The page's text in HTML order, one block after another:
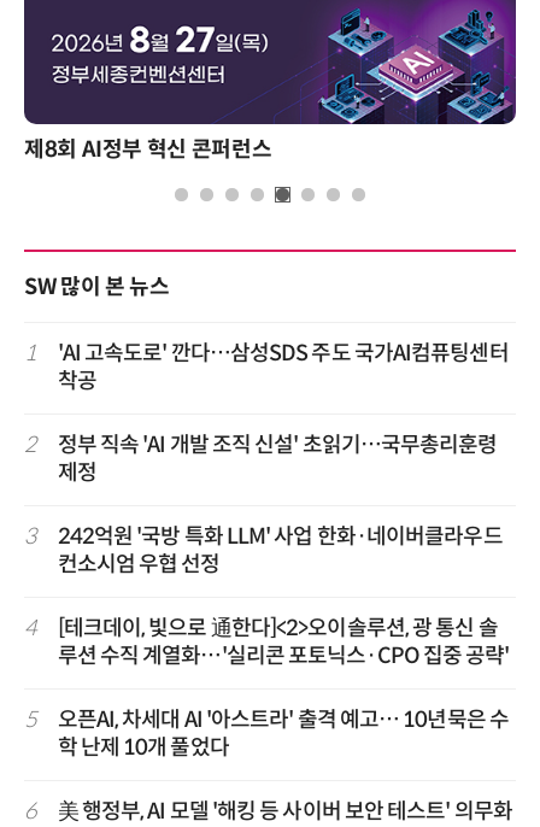
제8회 AI정부 혁신 콘퍼런스
SW 많이 본 뉴스
1
'AI 고속도로' 깐다…삼성SDS 주도 국가AI컴퓨팅센터
착공
2
정부 직속 'AI 개발 조직 신설' 초읽기…국무총리훈령
제정
3
242억원 '국방 특화 LLM' 사업 한화·네이버클라우드
컨소시엄 우협 선정
4
[테크데이, 빛으로 通한다]<2>오이솔루션, 광 통신 솔
루션 수직 계열화…'실리콘 포토닉스·CPO 집중 공략'
5
오픈AI, 차세대 AI '아스트라' 출격 예고… 10년묵은 수
학 난제 10개 풀었다
6 美 행정부, AI 모델 '해킹 등 사이버 보안 테스트' 의무화